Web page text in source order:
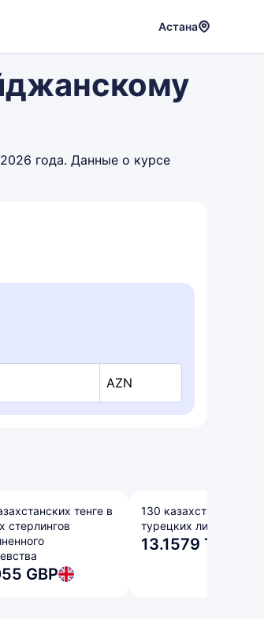
Астана
года. Данные о курсе
AZN
тенге в
стерлингов
GBP
130 казахстанских
турецких лирах
13.1579 TRY